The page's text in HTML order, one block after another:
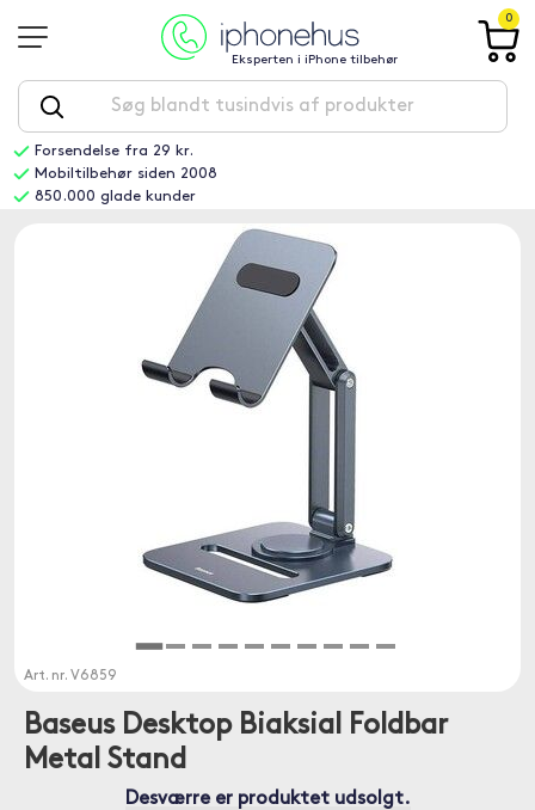
Eksperten i iPhone tilbehør
0
Forsendelse fra 29 kr.
Mobiltilbehør siden 2008
850.000 glade kunder
Art. nr. V6859
Baseus Desktop Biaksial Foldbar
Metal Stand
Desværre er produktet udsolgt.